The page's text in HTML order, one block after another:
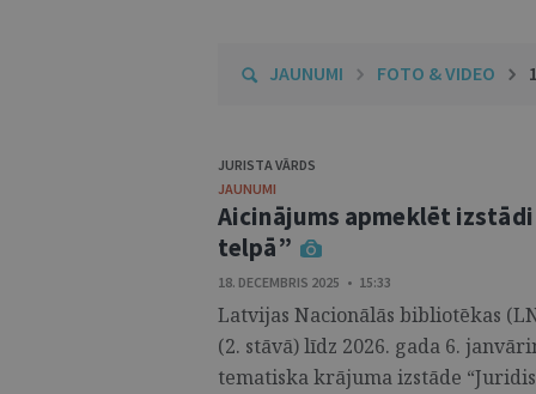
JAUNUMI FOTO & VIDEO
JURISTA VĀRDS
JAUNUMI
Aicinājums apmeklēt
telpā”
18. DECEMBRIS 2025 • 15:33
Latvijas Nacionālās bibliotēkas
(2. stāvā) līdz 2026. gada 6.
tematiska krājuma izstāde